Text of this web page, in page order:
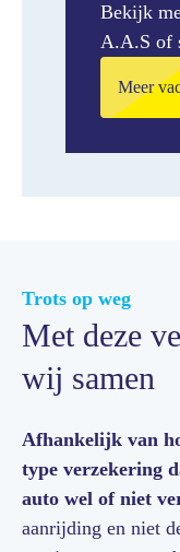
Bekijk
A.A.S of
Meer
Trots op weg
Met deze
wij samen
Afhankelijk van
type verzekering
auto wel of niet
aanrijding en niet